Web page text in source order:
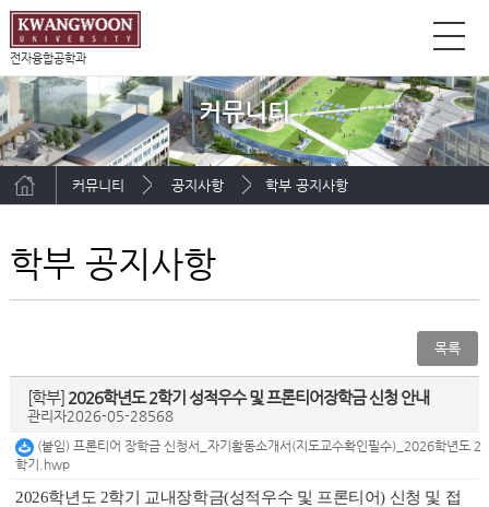
전자융합공학과
커뮤니티
커뮤니티 공지사항 학부 공지사항
학부 공지사항
목록
[학부] 2026학년도 2학기 성적우수 및 프론티어장학금 신청 안내
관리자2026-05-28568
(붙임) 프론티어 장학금 신청서_자기활동소개서(지도교수확인필수)_2026학년도 2
학기.hwp
2026학년도 2학기 교내장학금(성적우수 및 프론티어) 신청 및 접